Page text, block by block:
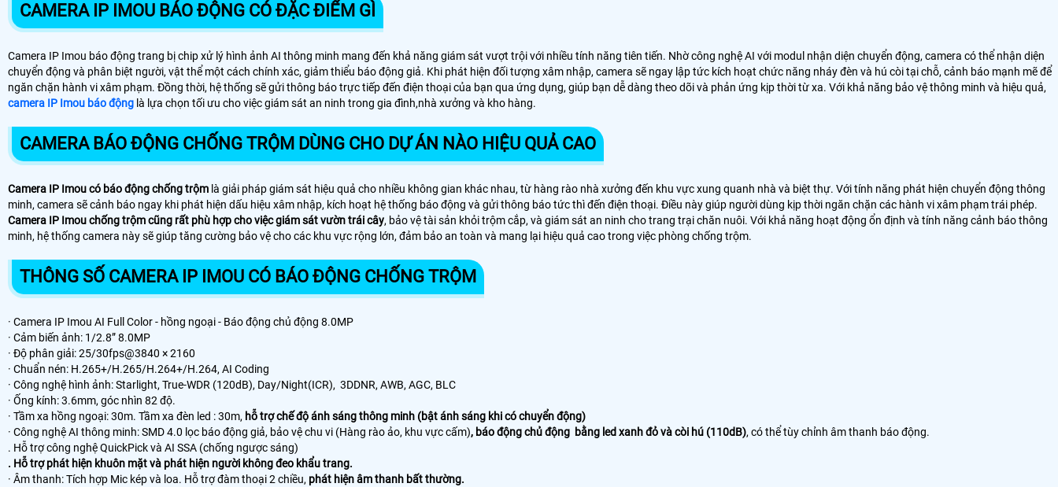
CAMERA IP IMOU BÁO ĐỘNG CÓ ĐẶC ĐIỂM GÌ
Camera IP Imou báo động trang bị chip xử lý hình ảnh AI thông minh mang đến khả năng giám sát vượt trội với nhiều tính năng tiên tiến. Nhờ công nghệ AI với modul nhận diện chuyển động, camera có thể nhận diện
chuyển động và phân biệt người, vật thể một cách chính xác, giảm thiểu báo động giả. Khi phát hiện đối tượng xâm nhập, camera sẽ ngay lập tức kích hoạt chức năng nháy đèn và hú còi tại chỗ, cảnh báo mạnh mẽ để
ngăn chặn hành vi xâm phạm. Đồng thời, hệ thống sẽ gửi thông báo trực tiếp đến điện thoại của bạn qua ứng dụng, giúp bạn dễ dàng theo dõi và phản ứng kịp thời từ xa. Với khả năng bảo vệ thông minh và hiệu quả,
camera IP Imou báo động là lựa chọn tối ưu cho việc giám sát an ninh trong gia đình,nhà xưởng và kho hàng.
CAMERA BÁO ĐỘNG CHỐNG TRỘM DÙNG CHO DỰ ÁN NÀO HIỆU QUẢ CAO
Camera IP Imou có báo động chống trộm là giải pháp giám sát hiệu quả cho nhiều không gian khác nhau, từ hàng rào nhà xưởng đến khu vực xung quanh nhà và biệt thự. Với tính năng phát hiện chuyển động thông
minh, camera sẽ cảnh báo ngay khi phát hiện dấu hiệu xâm nhập, kích hoạt hệ thống báo động và gửi thông báo tức thì đến điện thoại. Điều này giúp người dùng kịp thời ngăn chặn các hành vi xâm phạm trái phép.
Camera IP Imou chống trộm cũng rất phù hợp cho việc giám sát vườn trái cây, bảo vệ tài sản khỏi trộm cắp, và giám sát an ninh cho trang trại chăn nuôi. Với khả năng hoạt động ổn định và tính năng cảnh báo thông
minh, hệ thống camera này sẽ giúp tăng cường bảo vệ cho các khu vực rộng lớn, đảm bảo an toàn và mang lại hiệu quả cao trong việc phòng chống trộm.
THÔNG SỐ CAMERA IP IMOU CÓ BÁO ĐỘNG CHỐNG TRỘM
· Camera IP Imou AI Full Color - hồng ngoại - Báo động chủ động 8.0MP
· Cảm biến ảnh: 1/2.8” 8.0MP
· Độ phân giải: 25/30fps@3840 × 2160
· Chuẩn nén: H.265+/H.265/H.264+/H.264, AI Coding
· Công nghệ hình ảnh: Starlight, True-WDR (120dB), Day/Night(ICR), 3DDNR, AWB, AGC, BLC
· Ống kính: 3.6mm, góc nhìn 82 độ.
· Tầm xa hồng ngoại: 30m. Tầm xa đèn led : 30m, hỗ trợ chế độ ánh sáng thông minh (bật ánh sáng khi có chuyển động)
· Công nghệ AI thông minh: SMD 4.0 lọc báo động giả, bảo vệ chu vi (Hàng rào ảo, khu vực cấm), báo động chủ động bằng led xanh đỏ và còi hú (110dB), có thể tùy chỉnh âm thanh báo động.
. Hỗ trợ công nghệ QuickPick và AI SSA (chống ngược sáng)
. Hỗ trợ phát hiện khuôn mặt và phát hiện người không đeo khẩu trang.
· Âm thanh: Tích hợp Mic kép và loa. Hỗ trợ đàm thoại 2 chiều, phát hiện âm thanh bất thường.